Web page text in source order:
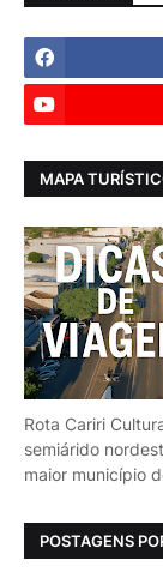
MAPA
Rota Cariri
semiárido
maior município
POSTAGENS